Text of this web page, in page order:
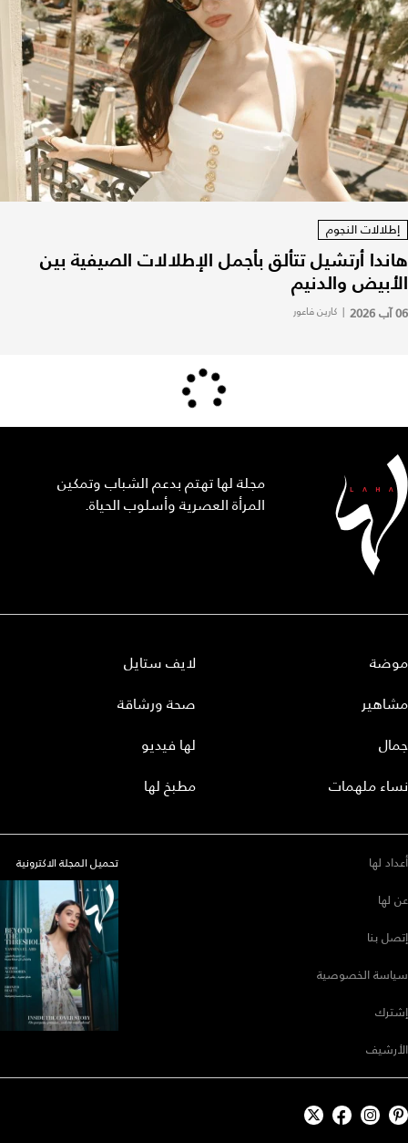
إطلالات النجوم
هاندا أرتشيل تتألق بأجمل الإطلالات الصيفية بين
الأبيض والدنيم
06 آب 2026 | كارين فاعور
مجلة لها تهتم بدعم الشباب وتمكين
المرأة العصرية وأسلوب الحياة.
موضة
مشاهير
جمال
نساء ملهمات
لايف ستايل
صحة ورشاقة
لها فيديو
مطبخ لها
أعداد لها
عن لها
إتصل بنا
سياسة الخصوصية
إشترك
الأرشيف
تحميل المجلة الاكترونية